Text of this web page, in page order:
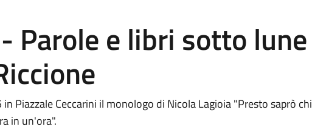
Parole e libri sotto lune
Piazzale Ceccarini il monologo di Nicola Lagioia "Presto saprò chi
in un'ora".